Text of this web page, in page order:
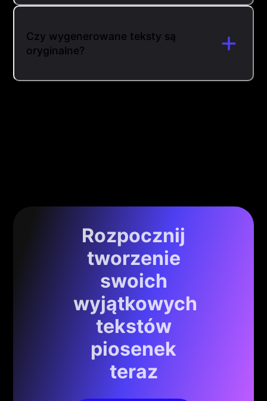
Czy wygenerowane teksty są
oryginalne?
Rozpocznij
tworzenie
swoich
wyjątkowych
tekstów
piosenek
teraz